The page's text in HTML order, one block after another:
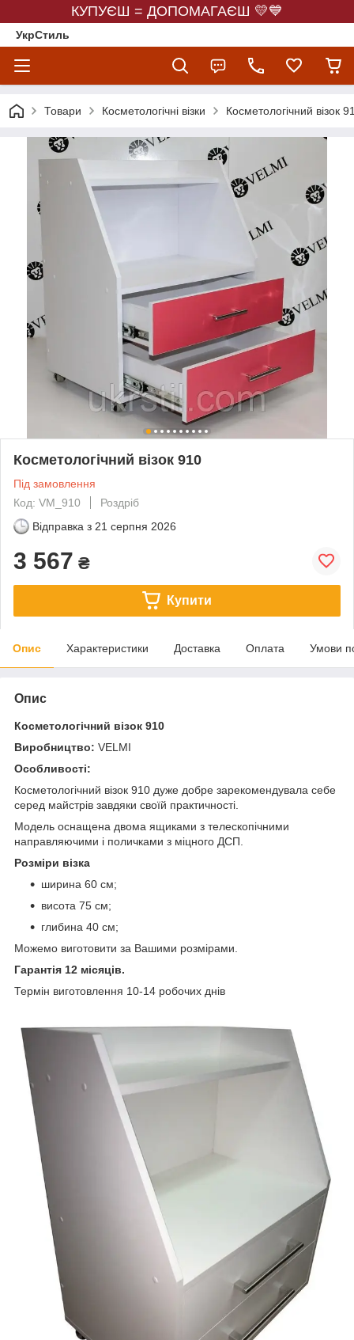
КУПУЄШ = ДОПОМАГАЄШ 💛💙
УкрСтиль
Товари Косметологічні візки Косметологічний візок
Косметологічний візок 910
Під замовлення
Код: VM_910
Роздріб
Відправка з 21 серпня 2026
3 567 ₴
Купити
Опис Характеристики Доставка Оплата Умови
Опис
Косметологічний візок 910
Виробництво: VELMI
Особливості:
Косметологічний візок 910 дуже добре зарекомендувала себе
серед майстрів завдяки своїй практичності.
Модель оснащена двома ящиками з телескопічними
направляючими і поличками з міцного ДСП.
Розміри візка
ширина 60 см;
висота 75 см;
глибина 40 см;
Можемо виготовити за Вашими розмірами.
Гарантія 12 місяців.
Термін виготовлення 10-14 робочих днів